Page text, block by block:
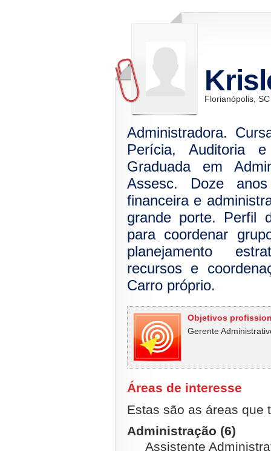
Florianópolis, SC
Administradora.
Perícia, Auditoria
Graduada em
Assesc. Doze
financeira e
grande porte. Perfil
para coordenar
planejamento
recursos e
Carro próprio.
Objetivos
Gerente
Áreas de interesse
Estas são as áreas que
Administração (6)
Assistente